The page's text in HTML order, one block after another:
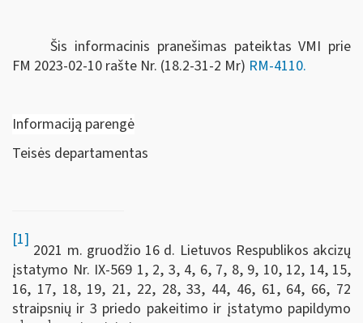
Šis informacinis pranešimas pateiktas VMI prie
FM 2023-02-10 rašte Nr. (18.2-31-2 Mr) RM-4110.
Informaciją parengė
Teisės departamentas
[1]
2021 m. gruodžio 16 d. Lietuvos Respublikos akcizų
įstatymo Nr. IX-569 1, 2, 3, 4, 6, 7, 8, 9, 10, 12, 14, 15,
16, 17, 18, 19, 21, 22, 28, 33, 44, 46, 61, 64, 66, 72
straipsnių ir 3 priedo pakeitimo ir įstatymo papildymo